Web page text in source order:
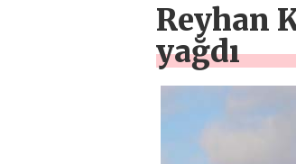
Reyhan
yağdı